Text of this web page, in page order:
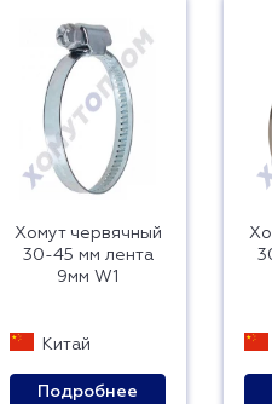
Хомут червячный
30-45 мм лента
9мм W1
Китай
Подробнее